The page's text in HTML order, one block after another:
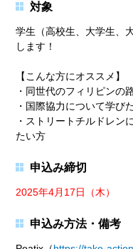
対象
学生（高校生、大学生、
します！
【こんな方にオススメ】
・同世代のフィリピンの
・国際協力について学び
・ストリートチルドレン
たい方
申込み締切
2025年4月17日（木）
申込み方法・備考